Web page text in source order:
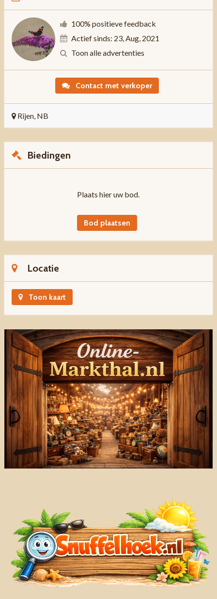
100% positieve feedback
Actief sinds: 23, Aug, 2021
Toon alle advertenties
Contact met verkoper
Rijen, NB
Biedingen
Plaats hier uw bod.
Bod plaatsen
Locatie
Toon kaart